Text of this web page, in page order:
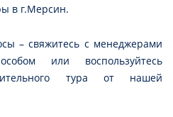
в г.Мерсин.
– свяжитесь с менеджерами
или воспользуйтесь
тура от нашей